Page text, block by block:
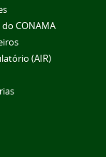
CONAMA
(AIR)